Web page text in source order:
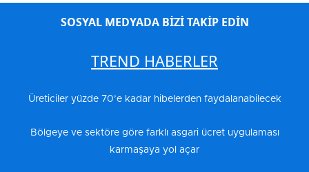
SOSYAL MEDYADA BİZİ TAKİP EDİN
TREND HABERLER
Üreticiler yüzde 70’e kadar hibelerden faydalanabilecek
Bölgeye ve sektöre göre farklı asgari ücret uygulaması
karmaşaya yol açar